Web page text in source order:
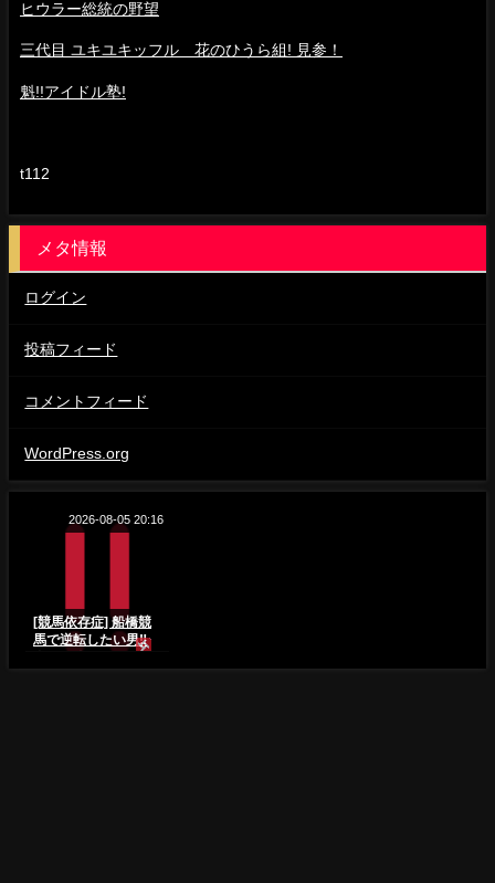
ヒウラー総統の野望
三代目 ユキユキッフル 花のひうら組! 見参！
魁!!アイドル塾!
t112
メタ情報
ログイン
投稿フィード
コメントフィード
WordPress.org
[競馬依存症] 船橋競
馬で逆転したい男‼️
2026-08-05 20:16